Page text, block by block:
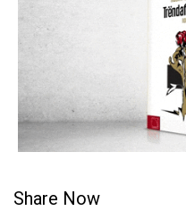
Share Now